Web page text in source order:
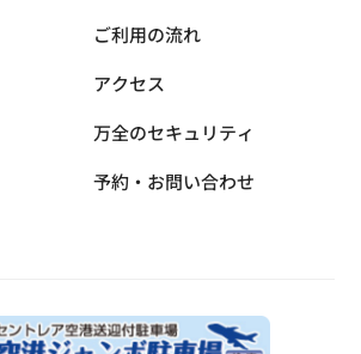
ご利用の流れ
アクセス
万全のセキュリティ
予約・お問い合わせ